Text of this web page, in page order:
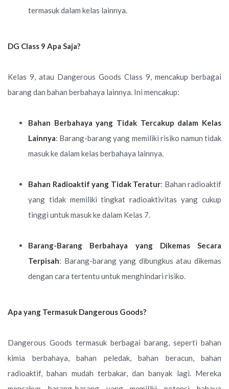
termasuk dalam kelas lainnya.
DG Class 9 Apa Saja?
Kelas 9, atau Dangerous Goods Class 9, mencakup berbagai
barang dan bahan berbahaya lainnya. Ini mencakup:
Bahan Berbahaya yang Tidak Tercakup dalam Kelas
Lainnya: Barang-barang yang memiliki risiko namun tidak
masuk ke dalam kelas berbahaya lainnya.
Bahan Radioaktif yang Tidak Teratur: Bahan radioaktif
yang tidak memiliki tingkat radioaktivitas yang cukup
tinggi untuk masuk ke dalam Kelas 7.
Barang-Barang Berbahaya yang Dikemas Secara
Terpisah: Barang-barang yang dibungkus atau dikemas
dengan cara tertentu untuk menghindari risiko.
Apa yang Termasuk Dangerous Goods?
Dangerous Goods termasuk berbagai barang, seperti bahan
kimia berbahaya, bahan peledak, bahan beracun, bahan
radioaktif, bahan mudah terbakar, dan banyak lagi. Mereka